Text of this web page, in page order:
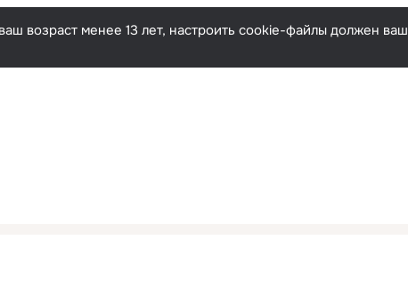
Русский
возраст менее 13 лет, настроить cookie-файлы должен ваш